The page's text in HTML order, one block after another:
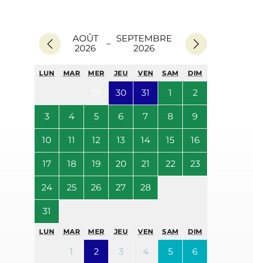
AOÛT
2026
– SEPTEMBRE
2026
LUN MAR MER JEU VEN SAM DIM
30 31 1 2
3 4 5 6 7 8 9
10 11 12 13 14 15 16
17 18 19 20 21 22 23
24 25 26 27 28
31
LUN MAR MER JEU VEN SAM DIM
1 2 3 4 5 6